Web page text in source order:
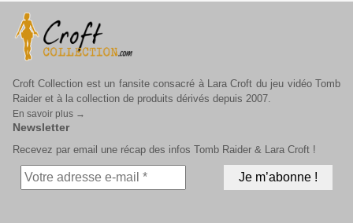
Croft Collection est un fansite consacré à Lara Croft du jeu vidéo Tomb
Raider et à la collection de produits dérivés depuis 2007.
En savoir plus →
Newsletter
Recevez par email une récap des infos Tomb Raider & Lara Croft !